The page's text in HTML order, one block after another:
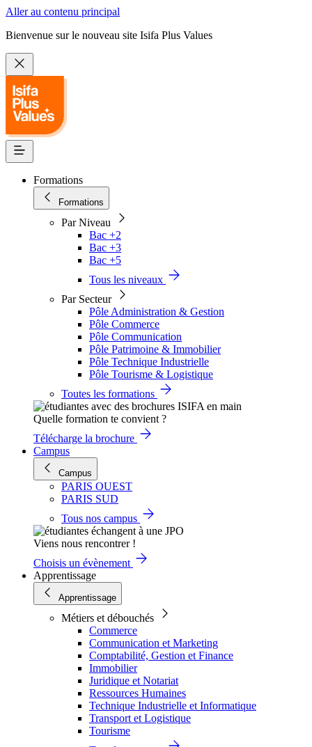
Aller au contenu principal
Bienvenue sur le nouveau site Isifa Plus Values
Formations
Formations
Par Niveau
Bac +2
Bac +3
Bac +5
Tous les niveaux
Par Secteur
Pôle Administration & Gestion
Pôle Commerce
Pôle Communication
Pôle Patrimoine & Immobilier
Pôle Technique Industrielle
Pôle Tourisme & Logistique
Toutes les formations
Quelle formation te convient ?
Télécharge la brochure
Campus
Campus
PARIS OUEST
PARIS SUD
Tous nos campus
Viens nous rencontrer !
Choisis un évènement
Apprentissage
Apprentissage
Métiers et débouchés
Commerce
Communication et Marketing
Comptabilité, Gestion et Finance
Immobilier
Juridique et Notariat
Ressources Humaines
Technique Industrielle et Informatique
Transport et Logistique
Tourisme